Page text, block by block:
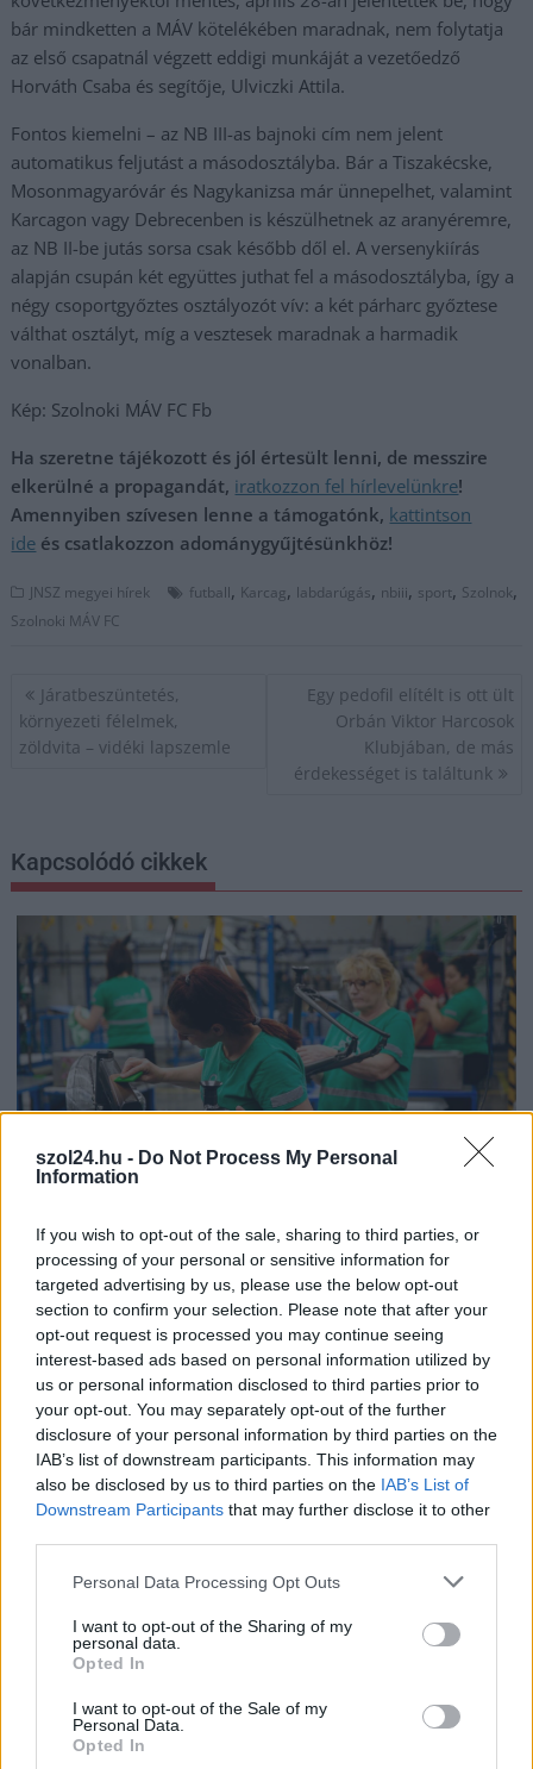
szol24.hu - Do Not Process My Personal
Information
If you wish to opt-out of the sale, sharing to third parties, or
processing of your personal or sensitive information for
targeted advertising by us, please use the below opt-out
section to confirm your selection. Please note that after your
opt-out request is processed you may continue seeing
interest-based ads based on personal information utilized by
us or personal information disclosed to third parties prior to
your opt-out. You may separately opt-out of the further
disclosure of your personal information by third parties on the
IAB’s list of downstream participants. This information may
also be disclosed by us to third parties on the IAB’s List of
Downstream Participants that may further disclose it to other
Please note that this website/app uses one or more Google
not limited to your visit or usage behaviour. You may click to
grant or deny consent to Google and its third-party tags to
use your data for below specified purposes in below Google
consent section.
Personal Data Processing Opt Outs
I want to opt-out of the Sharing of my
personal data.
Opted In
I want to opt-out of the Sale of my
Personal Data.
Opted In
bár mindketten a MÁV kötelékében maradnak, nem folytatja
az első csapatnál végzett eddigi munkáját a vezetőedző
Horváth Csaba és segítője, Ulviczki Attila.
Fontos kiemelni – az NB III-as bajnoki cím nem jelent
automatikus feljutást a másodosztályba. Bár a Tiszakécske,
Mosonmagyaróvár és Nagykanizsa már ünnepelhet, valamint
Karcagon vagy Debrecenben is készülhetnek az aranyéremre,
az NB II-be jutás sorsa csak később dől el. A versenykiírás
alapján csupán két együttes juthat fel a másodosztályba, így a
négy csoportgyőztes osztályozót vív: a két párharc győztese
válthat osztályt, míg a vesztesek maradnak a harmadik
vonalban.
Kép: Szolnoki MÁV FC Fb
Ha szeretne tájékozott és jól értesült lenni, de messzire
elkerülné a propagandát, iratkozzon fel hírlevelünkre!
Amennyiben szívesen lenne a támogatónk, kattintson
ide és csatlakozzon adománygyűjtésünkhöz!
JNSZ megyei hírek futball, Karcag, labdarúgás, nbiii, sport, Szolnok,
Szolnoki MÁV FC
Bejegyzés
navigáció
Járatbeszüntetés,
környezeti félelmek,
zöldvita – vidéki lapszemle
Egy pedofil elítélt is ott ült
Orbán Viktor Harcosok
Klubjában, de más
érdekességet is találtunk
Kapcsolódó cikkek
2026.08.06. Horváth Zsolt
A polgármester a szolnoki cégekhez fordult: több
száz elbocsátott dolgozón segítene
Munkalehetőséget kér a térség vállalkozásaitól Szolnok
polgármestere. A tószegi kerékpárgyár bezárása után
közzétett felhívásának célja, hogy...
JNSZ megyei hírek